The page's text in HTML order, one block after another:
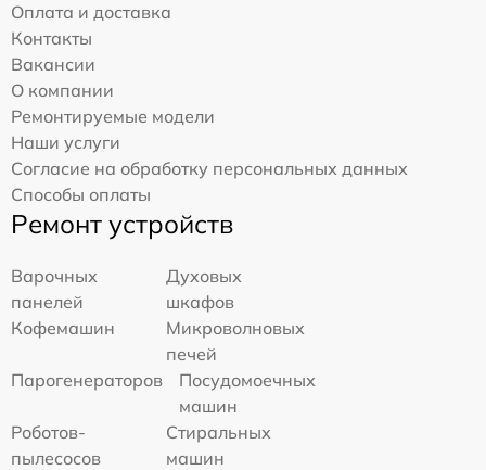
Оплата и доставка
Контакты
Вакансии
О компании
Ремонтируемые модели
Наши услуги
Согласие на обработку персональных данных
Способы оплаты
Ремонт устройств
Варочных
панелей
Духовых
шкафов
Кофемашин
Микроволновых
печей
Парогенераторов
Посудомоечных
машин
Роботов-
пылесосов
Стиральных
машин